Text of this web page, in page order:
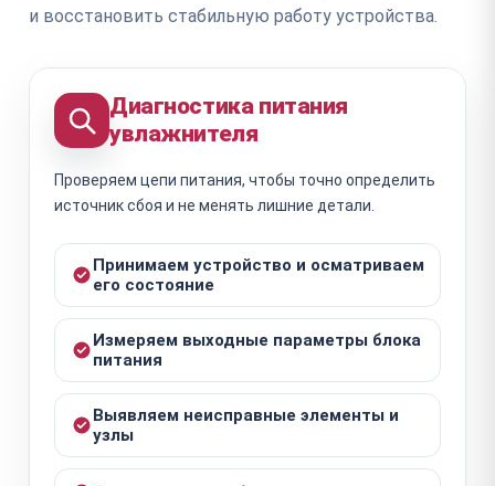
и восстановить стабильную работу устройства.
Диагностика питания
увлажнителя
Проверяем цепи питания, чтобы точно определить
источник сбоя и не менять лишние детали.
Принимаем устройство и осматриваем
его состояние
Измеряем выходные параметры блока
питания
Выявляем неисправные элементы и
узлы